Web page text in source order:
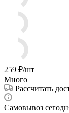
259 ₽/шт
Много
Рассчитать
Самовывоз